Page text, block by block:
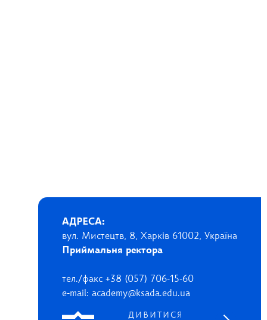
АДРЕСА:
вул. Мистецтв, 8, Харків 61002, Україна
Приймальня ректора
тел./факс +38 (057) 706-15-60
e-mail: academy@ksada.edu.ua
ДИВИТИСЯ